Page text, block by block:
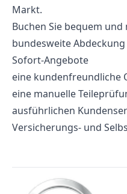
Markt.
Buchen Sie bequem
bundesweite Abdeckung
Sofort-Angebote
eine kundenfreundliche
eine manuelle
ausführlichen
Versicherungs- und